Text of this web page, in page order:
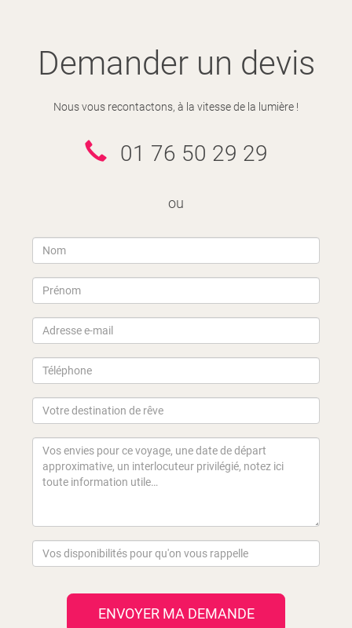
Demander un devis
Nous vous recontactons, à la vitesse de la lumière !
01 76 50 29 29
ou
ENVOYER MA DEMANDE